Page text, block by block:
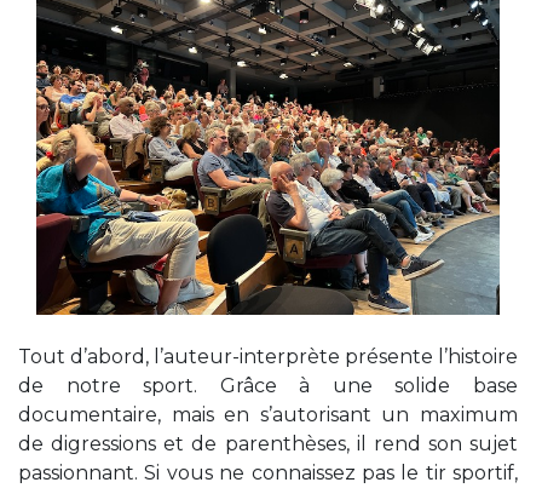
Tout d’abord, l’auteur-interprète présente l’histoire
de notre sport. Grâce à une solide base
documentaire, mais en s’autorisant un maximum
de digressions et de parenthèses, il rend son sujet
passionnant. Si vous ne connaissez pas le tir sportif,